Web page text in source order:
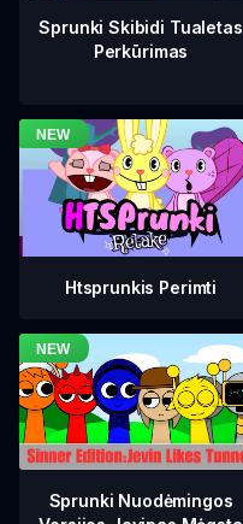
Sprunki Skibidi Tualetas
Perkūrimas
Htsprunkis Perimti
Sprunki Nuodėmingos